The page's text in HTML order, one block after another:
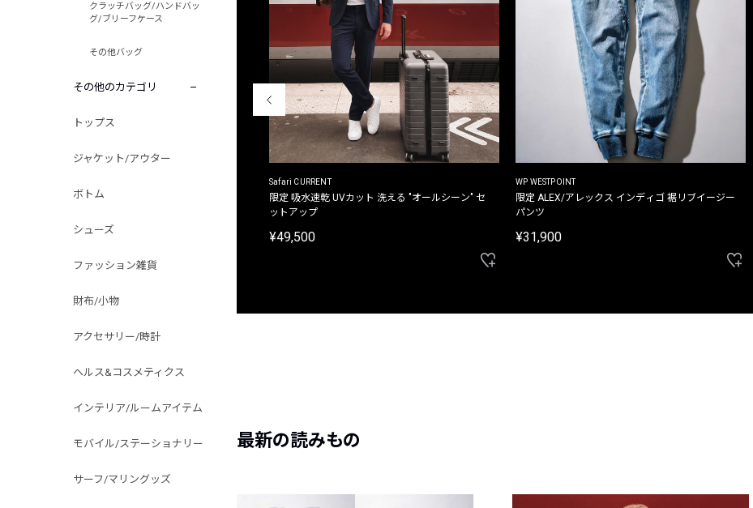
クラッチバッグ/ハンドバッ
グ/ブリーフケース
その他バッグ
その他のカテゴリ
トップス
ジャケット/アウター
ボトム
シューズ
ファッション雑貨
財布/小物
アクセサリー/時計
ヘルス&コスメティクス
インテリア/ルームアイテム
モバイル/ステーショナリー
サーフ/マリングッズ
別注限定 フード付き チェックシャツジャケット
Safari CURRENT
限定 吸水速乾 UVカット 洗える "オールシーン" セ
ットアップ
¥49,500
WP WESTPOINT
限定 ALEX/アレックス インディゴ 裾リブイージー
パンツ
¥31,900
最新の読みもの